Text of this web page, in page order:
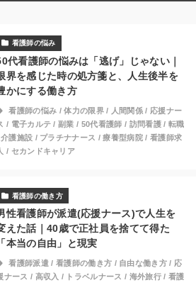
看護師の悩み
代看護師の悩みは「逃げ」じゃない｜
界を感じた時の処方箋と、人生後半を
かにする働き方
看護師の悩み /体力の限界/ 人間関係 / 応援ナー
/ 電子カルテ /副業 / 50代看護師 / 訪問看護/ 転職
介護施設 / プラチナナース /療養型病院/ 看護師求
/ セカンドキャリア
看護師の働き方
性看護師が派遣(応援ナース)で人生を
えた話｜40歳で正社員を捨てて得た
「本当の自由」と現実
看護師派遣/ 看護師の働き方 / 自由な働き方 / 応
ナース / 高収入 / トラベルナース / 海外旅行/ 看護